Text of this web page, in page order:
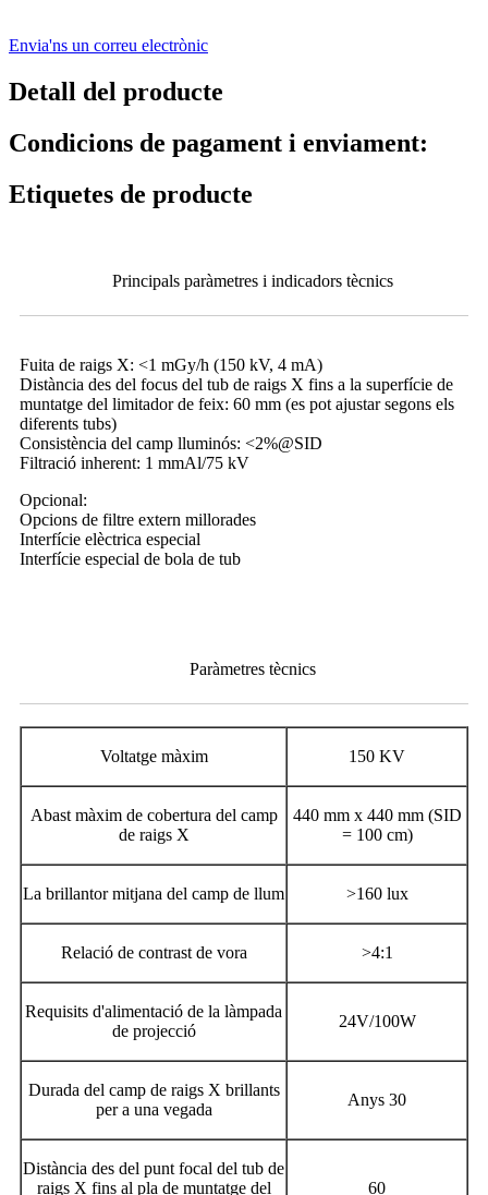
Envia'ns un correu electrònic
Detall del producte
Condicions de pagament i enviament:
Etiquetes de producte
Principals paràmetres i indicadors tècnics
Fuita de raigs X: <1 mGy/h (150 kV, 4 mA)
Distància des del focus del tub de raigs X fins a la superfície de
muntatge del limitador de feix: 60 mm (es pot ajustar segons els
diferents tubs)
Consistència del camp lluminós: <2%@SID
Filtració inherent: 1 mmAl/75 kV
Opcional:
Opcions de filtre extern millorades
Interfície elèctrica especial
Interfície especial de bola de tub
Paràmetres tècnics
Voltatge màxim 150 KV
Abast màxim de cobertura del camp
de raigs X
440 mm x 440 mm (SID
= 100 cm)
La brillantor mitjana del camp de llum >160 lux
Relació de contrast de vora >4:1
Requisits d'alimentació de la làmpada
de projecció
24V/100W
Durada del camp de raigs X brillants
per a una vegada
Anys 30
Distància des del punt focal del tub de
raigs X fins al pla de muntatge del
60